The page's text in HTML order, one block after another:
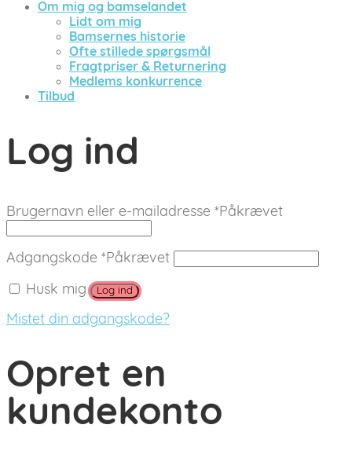
Om mig og bamselandet
Lidt om mig
Bamsernes historie
Ofte stillede spørgsmål
Fragtpriser & Returnering
Medlems konkurrence
Tilbud
Log ind
Brugernavn eller e-mailadresse *Påkrævet
Adgangskode *Påkrævet
Husk mig Log ind
Mistet din adgangskode?
Opret en
kundekonto